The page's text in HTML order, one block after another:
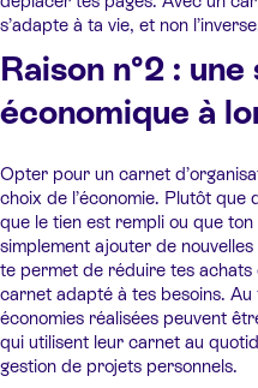
s’adapte à ta vie, et non
Raison n°2 :
économique à
Opter pour un carnet
choix de l’économie. Plutôt
que le tien est rempli ou que
simplement ajouter de
te permet de réduire tes
carnet adapté à tes besoins. Au
économies réalisées peuvent
qui utilisent leur carnet au
gestion de projets personnels.